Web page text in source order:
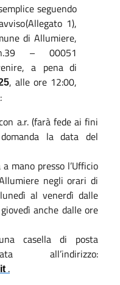
seguendo
(Allegato 1),
di Allumiere,
–
00051
a pena di
, alle ore 12:00,
a.r. (farà fede ai fini
domanda la data del
mano presso l’Ufficio
negli orari di
al venerdì dalle
anche dalle ore
una casella di
posta
all’indirizzo:
.